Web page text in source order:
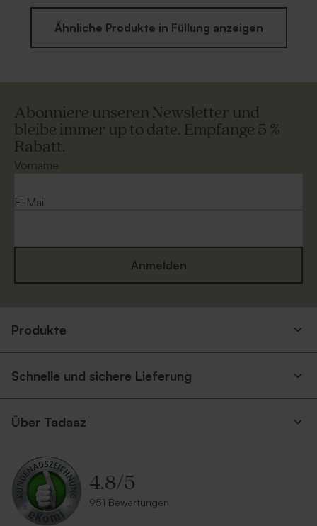
Ähnliche Produkte in Füllung anzeigen
Abonniere unseren Newsletter und
bleibe immer up to date. Empfange 5 %
Rabatt.
Vorname
E-Mail
Anmelden
Produkte
Schnelle und sichere Lieferung
Über Tadaaz
4.8/5
951 Bewertungen